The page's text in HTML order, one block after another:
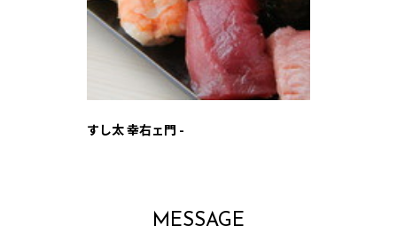
すし太 幸右ェ門 -
MESSAGE